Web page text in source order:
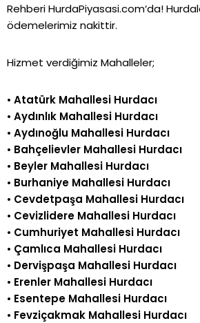
RehberiHurdaPiyasasi.com‘da!
ödemelerimiz nakittir.
Hizmet verdiğimiz Mahalleler;
• Atatürk Mahallesi Hurdacı
• Aydınlık Mahallesi Hurdacı
• Aydınoğlu Mahallesi Hurdacı
• Bahçelievler Mahallesi Hurdacı
• Beyler Mahallesi Hurdacı
• Burhaniye Mahallesi Hurdacı
• Cevdetpaşa Mahallesi Hurdacı
• Cevizlidere Mahallesi Hurdacı
• Cumhuriyet Mahallesi Hurdacı
• Çamlıca Mahallesi Hurdacı
• Dervişpaşa Mahallesi Hurdacı
• Erenler Mahallesi Hurdacı
• Esentepe Mahallesi Hurdacı
• Fevziçakmak Mahallesi Hurdacı